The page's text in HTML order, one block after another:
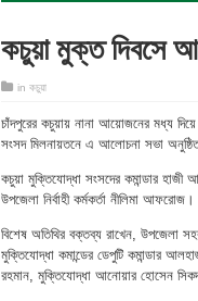
কচুয়া মুক্ত দিবসে
in কচুয়া
চাঁদপুরের কচুয়ায় নানা আয়োজনের মধ্য
সংসদ মিলনায়তনে এ আলোচনা সভা
কচুয়া মুক্তিযোদ্ধা সংসদের কমান্ডার হাজী
উপজেলা নির্বাহী কর্মকর্তা নীলিমা আফরোজ।
বিশেষ অতিথির বক্তব্য রাখেন, উপজেলা
মুক্তিযোদ্ধা কমান্ডের ডেপুটি কমান্ডার
রহমান, মুক্তিযোদ্ধা আনোয়ার হোসেন